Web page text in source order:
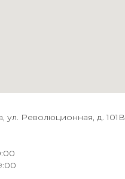
ул. Революционная, д. 101В